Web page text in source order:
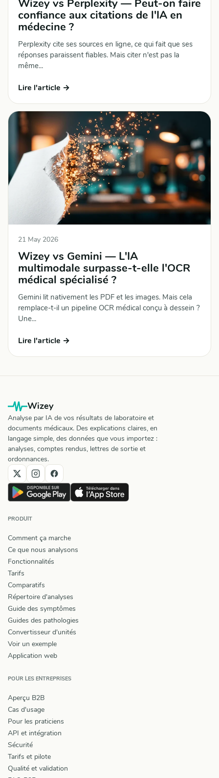
Wizey vs Perplexity — Peut-on faire
confiance aux citations de l'IA en
médecine ?
Perplexity cite ses sources en ligne, ce qui fait que ses
réponses paraissent fiables. Mais citer n'est pas la
même...
Lire l'article →
21 May 2026
Wizey vs Gemini — L'IA
multimodale surpasse-t-elle l'OCR
médical spécialisé ?
Gemini lit nativement les PDF et les images. Mais cela
remplace-t-il un pipeline OCR médical conçu à dessein ?
Une...
Lire l'article →
Wizey
Analyse par IA de vos résultats de laboratoire et
documents médicaux. Des explications claires, en
langage simple, des données que vous importez :
analyses, comptes rendus, lettres de sortie et
ordonnances.
PRODUIT
Comment ça marche
Ce que nous analysons
Fonctionnalités
Tarifs
Comparatifs
Répertoire d'analyses
Guide des symptômes
Guides des pathologies
Convertisseur d'unités
Voir un exemple
Application web
POUR LES ENTREPRISES
Aperçu B2B
Cas d'usage
Pour les praticiens
API et intégration
Sécurité
Tarifs et pilote
Qualité et validation